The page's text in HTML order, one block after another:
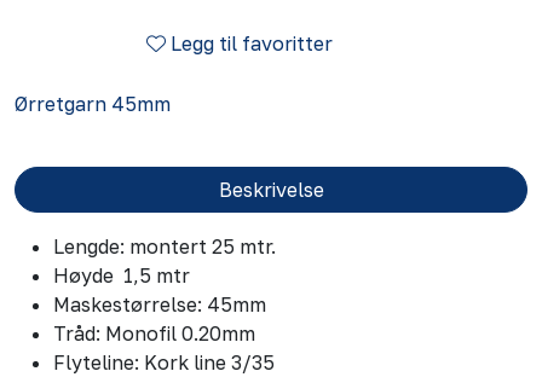
Legg til favoritter
Ørretgarn 45mm
Beskrivelse
Lengde: montert 25 mtr.
Høyde 1,5 mtr
Maskestørrelse: 45mm
Tråd: Monofil 0.20mm
Flyteline: Kork line 3/35